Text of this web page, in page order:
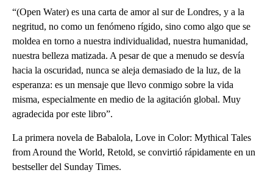
“(Open Water) es una carta de amor al sur de Londres, y a la
negritud, no como un fenómeno rígido, sino como algo que se
moldea en torno a nuestra individualidad, nuestra humanidad,
nuestra belleza matizada. A pesar de que a menudo se desvía
hacia la oscuridad, nunca se aleja demasiado de la luz, de la
esperanza: es un mensaje que llevo conmigo sobre la vida
misma, especialmente en medio de la agitación global. Muy
agradecida por este libro”.
La primera novela de Babalola, Love in Color: Mythical Tales
from Around the World, Retold, se convirtió rápidamente en un
bestseller del Sunday Times.